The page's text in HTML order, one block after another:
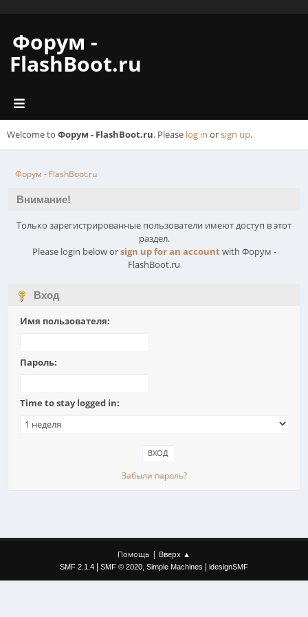
Форум -
FlashBoot.ru
Welcome to Форум - FlashBoot.ru. Please log in orsign up.
Форум - FlashBoot.ru
Внимание!
Только зарегистрированные пользователи имеют доступ в этот
раздел.
Please login below orsign up for an accountwith Форум -
FlashBoot.ru
Вход
Имя пользователя:
Пароль:
Time to stay logged in:
Забыли пароль?
Помощь | Вверх ▲
SMF 2.1.4 SMF © 2020, Simple Machines idesignSMF